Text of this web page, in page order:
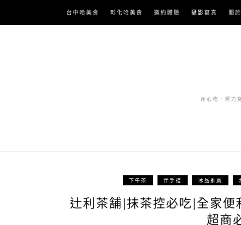
content
台中哈美食 彰化哈美食 邀約體驗 攝影寫真 關
用心吃．努
下午茶 伴手禮 冰品推薦
辻利茶舗|抺茶控必吃|全家便
超商